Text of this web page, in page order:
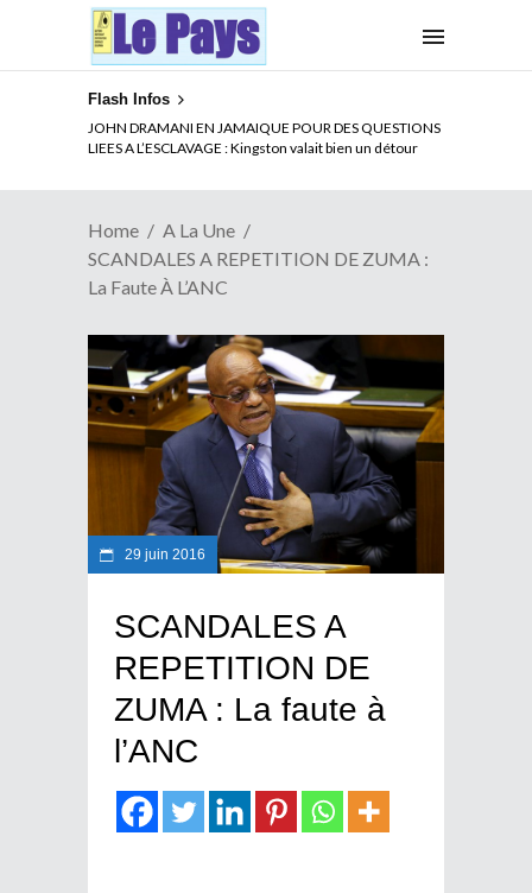
Flash Infos
ELECTION DE TALON A LA TETE DU SENAT BENINOIS :
Quand Patrice quitte le pouvoir sans partir !
Home
A La Une
SCANDALES A REPETITION DE ZUMA :
La Faute À L’ANC
29 juin 2016
SCANDALES A
REPETITION DE
ZUMA : La faute à
l’ANC